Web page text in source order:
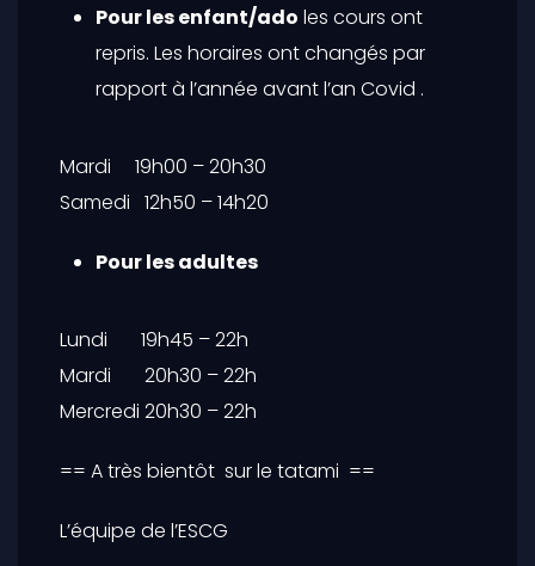
Pour les enfant/ado les cours ont
repris. Les horaires ont changés par
rapport à l’année avant l’an Covid .
Mardi 19h00 – 20h30
Samedi 12h50 – 14h20
Pour les adultes
Lundi 19h45 – 22h
Mardi 20h30 – 22h
Mercredi 20h30 – 22h
== A très bientôt sur le tatami ==
L’équipe de l’ESCG